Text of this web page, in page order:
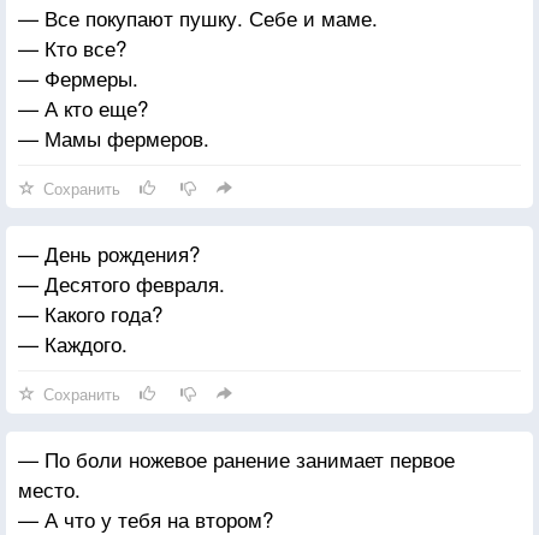
— Все покупают пушку. Себе и маме.
— Кто все?
— Фермеры.
— А кто еще?
— Мамы фермеров.
Сохранить
— День рождения?
— Десятого февраля.
— Какого года?
— Каждого.
Сохранить
— По боли ножевое ранение занимает первое
место.
— А что у тебя на втором?